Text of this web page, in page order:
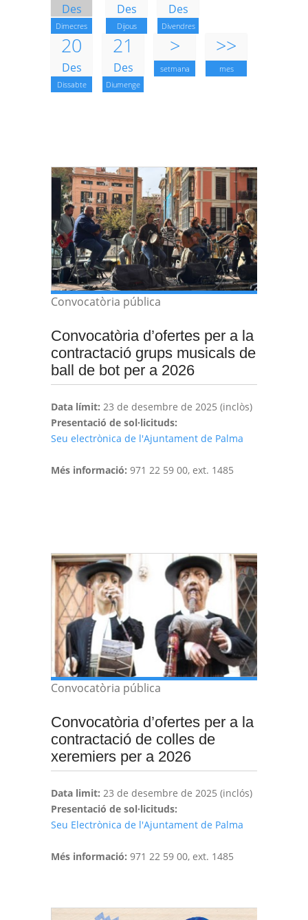
Des
Dimecres
Des
Dijous
Des
Divendres
20
Des
Dissabte
21
Des
Diumenge
>
setmana
>>
mes
Convocatòria pública
Convocatòria d’ofertes per a la
contractació grups musicals de
ball de bot per a 2026
Data límit: 23 de desembre de 2025 (inclòs)
Presentació de sol·licituds:
Seu electrònica de l'Ajuntament de Palma
Més informació: 971 22 59 00, ext. 1485
Convocatòria pública
Convocatòria d’ofertes per a la
contractació de colles de
xeremiers per a 2026
Data limit: 23 de desembre de 2025 (inclós)
Presentació de sol·licituds:
Seu Electrònica de l'Ajuntament de Palma
Més informació: 971 22 59 00, ext. 1485